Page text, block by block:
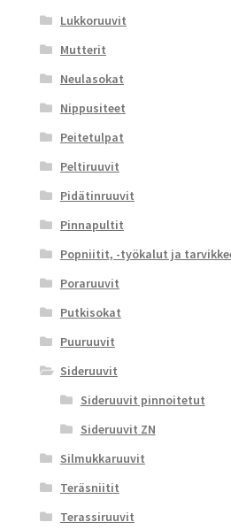
Lukkoruuvit
Mutterit
Neulasokat
Nippusiteet
Peitetulpat
Peltiruuvit
Pidätinruuvit
Pinnapultit
Popniitit, -työkalut ja
Poraruuvit
Putkisokat
Puuruuvit
Sideruuvit
Sideruuvit pinnoitetut
Sideruuvit ZN
Silmukkaruuvit
Teräsniitit
Terassiruuvit